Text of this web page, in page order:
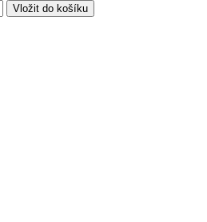
Vložit do košíku